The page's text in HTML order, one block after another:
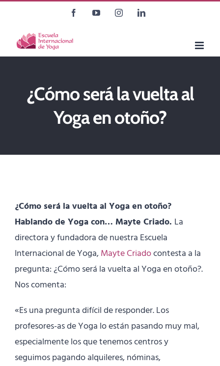
contenido
FacebookYouTubeInstagramLinkedIn
¿Cómo será la vuelta al
Yoga en otoño?
¿Cómo será la vuelta al Yoga en otoño?
Hablando de Yoga con… Mayte Criado. La
directora y fundadora de nuestra Escuela
Internacional de Yoga,Mayte Criadocontesta a la
pregunta: ¿Cómo será la vuelta al Yoga en otoño?.
Nos comenta:
«Es una pregunta difícil de responder. Los
profesores-as de Yoga lo están pasando muy mal,
especialmente los que tenemos centros y
seguimos pagando alquileres, nóminas,